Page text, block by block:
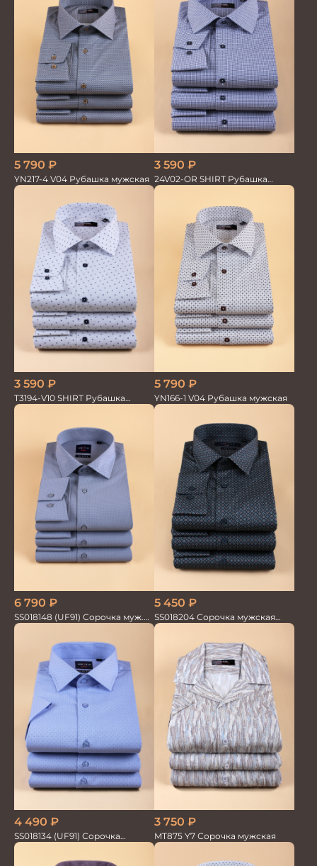
5 790 ₽
YN217-4 V04 Рубашка мужская
3 590 ₽
24V02-OR SHIRT Рубашка
мужская
3 590 ₽
T3194-V10 SHIRT Рубашка
мужская
5 790 ₽
YN166-1 V04 Рубашка мужская
6 790 ₽
SS018148 (UF91) Сорочка муж.
дл. рук. GROSTYLE TRENDY
5 450 ₽
SS018204 Сорочка мужская
GROSTYLE PRIME
4 490 ₽
SS018134 (UF91) Сорочка
мужская GROSTYLE TRENDY
3 750 ₽
MT875 Y7 Сорочка мужская